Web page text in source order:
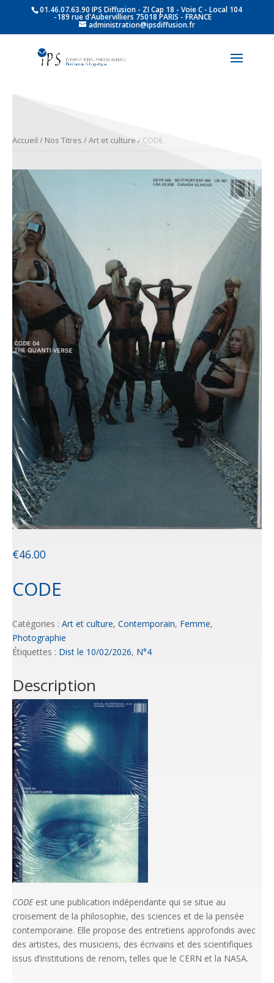
01.46.07.63.90 IPS Diffusion - ZI Cap 18 - Voie C - Local 104
-189 rue d'Aubervilliers 75018 PARIS - FRANCE
administration@ipsdiffusion.fr
Accueil / Nos Titres /Art et culture / CODE
€46.00
CODE
Catégories : Art et culture, Contemporain, Femme,
Photographie
Étiquettes : Dist le 10/02/2026, N°4
Description
CODEest une publication indépendante qui se situe au
croisement de la philosophie, des sciences et de la pensée
contemporaine. Elle propose des entretiens approfondis avec
des artistes, des musiciens, des écrivains et des scientifiques
issus d’institutions de renom, telles que le CERN et la NASA.